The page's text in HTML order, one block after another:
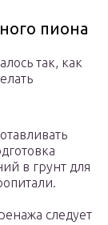
пиона
так, как
в грунт для
следует